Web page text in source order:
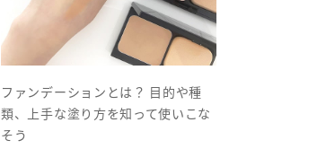
ファンデーションとは？ 目的や種
類、上手な塗り方を知って使いこな
そう